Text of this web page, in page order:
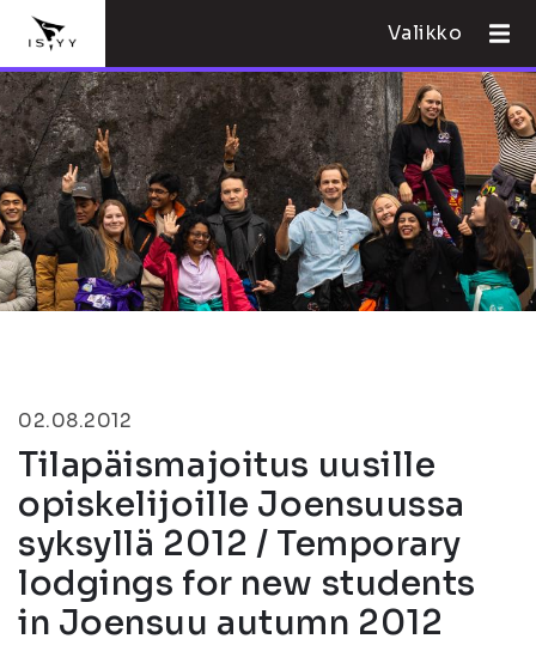
Valikko
02.08.2012
Tilapäismajoitus uusille
opiskelijoille Joensuussa
syksyllä 2012 / Temporary
lodgings for new students
in Joensuu autumn 2012